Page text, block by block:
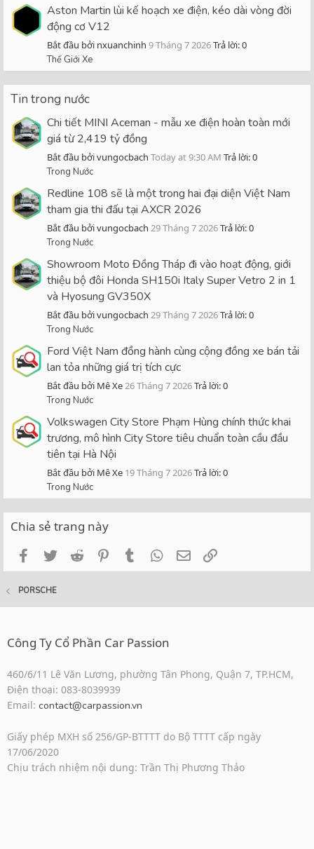
Aston Martin lùi kế hoạch xe điện, kéo dài vòng đời
động cơ V12
Bắt đầu bởi nxuanchinh 9 Tháng 7 2026Trả lời: 0
Thế Giới Xe
Tin trong nước
Chi tiết MINI Aceman - mẫu xe điện hoàn toàn mới
giá từ 2,419 tỷ đồng
Bắt đầu bởi vungocbach Today at 9:30 AM Trả lời: 0
Trong Nước
Redline 108 sẽ là một trong hai đại diện Việt Nam
tham gia thi đấu tại AXCR 2026
Bắt đầu bởi vungocbach 29 Tháng 7 2026Trả lời: 0
Trong Nước
Showroom Moto Đồng Tháp đi vào hoạt động, giới
thiệu bộ đôi Honda SH150i Italy Super Vetro 2 in 1
và Hyosung GV350X
Bắt đầu bởi vungocbach 29 Tháng 7 2026Trả lời: 0
Trong Nước
Ford Việt Nam đồng hành cùng cộng đồng xe bán tải
lan tỏa những giá trị tích cực
Bắt đầu bởi Mê Xe26 Tháng 7 2026Trả lời: 0
Trong Nước
Volkswagen City Store Phạm Hùng chính thức khai
trương, mô hình City Store tiêu chuẩn toàn cầu đầu
tiên tại Hà Nội
Bắt đầu bởi Mê Xe 19 Tháng 7 2026Trả lời: 0
Trong Nước
Chia sẻ trang này
FacebookTwitterReddit PinterestTumblrWhatsApp
Email
PORSCHE
Công Ty Cổ Phần Car Passion
460/6/11 Lê Văn Lương, phường Tân Phong, Quận 7, TP.HCM,
Điện thoại: 083-8039939
Email: contact@carpassion.vn
Giấy phép MXH số 256/GP-BTTTT do Bộ TTTT cấp ngày
17/06/2020
Chịu trách nhiệm nội dung: Trần Thị Phương Thảo